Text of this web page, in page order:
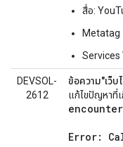
สื่อ:
Metatag
Services
DEVSOL-
2612
ข้อความ"เว็
แก้ไขปัญหาที่เ
Error: